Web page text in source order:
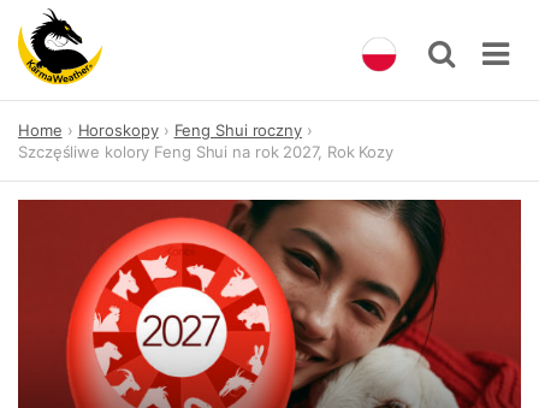
content
Home Horoskopy
Feng Shui roczny
Szczęśliwe kolory Feng Shui na rok 2027, Rok Kozy